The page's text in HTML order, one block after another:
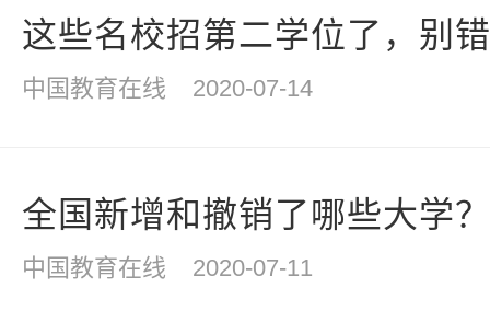
这些名校招第二学位了，别
中国教育在线 2020-07-14
全国新增和撤销了哪些大学？
中国教育在线 2020-07-11